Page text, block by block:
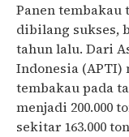
Panen tembakau
dibilang sukses,
tahun lalu. Dari
Indonesia
tembakau pada
menjadi 200.000
sekitar 163.000